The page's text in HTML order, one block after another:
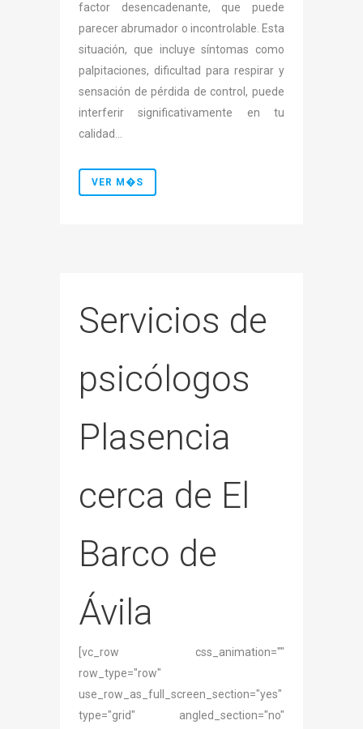
factor desencadenante, que puede
parecer abrumador o incontrolable. Esta
situación, que incluye síntomas como
palpitaciones, dificultad para respirar y
sensación de pérdida de control, puede
interferir significativamente en tu
calidad...
VER M�S
Servicios de
psicólogos
Plasencia
cerca de El
Barco de
Ávila
[vc_row css_animation=""
row_type="row"
use_row_as_full_screen_section="yes"
type="grid" angled_section="no"